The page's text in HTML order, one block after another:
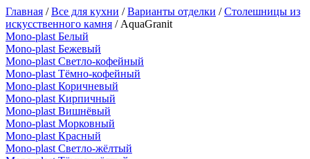
Главная /Все для кухни /Варианты отделки /Столешницы из
искусственного камня / AquaGranit
Mono-plast Белый
Mono-plast Бежевый
Mono-plast Светло-кофейный
Mono-plast Тёмно-кофейный
Mono-plast Коричневый
Mono-plast Кирпичный
Mono-plast Вишнёвый
Mono-plast Морковный
Mono-plast Красный
Mono-plast Светло-жёлтый